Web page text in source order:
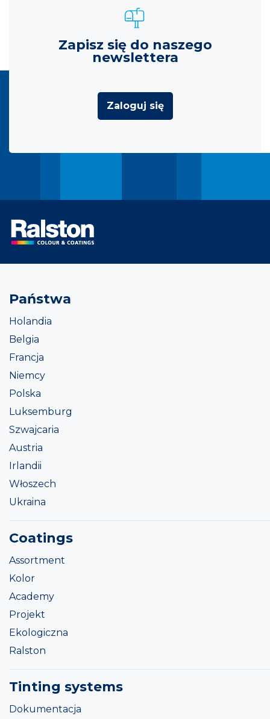
Zapisz się do naszego
newslettera
Zaloguj się
Państwa
Holandia
Belgia
Francja
Niemcy
Polska
Luksemburg
Szwajcaria
Austria
Irlandii
Włoszech
Ukraina
Coatings
Assortment
Kolor
Academy
Projekt
Ekologiczna
Ralston
Tinting systems
Dokumentacja